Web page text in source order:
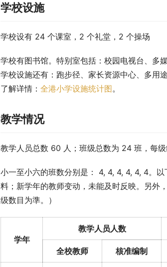
学校设施
学校设有 24 个课室，2 个礼堂，2 个操场
学校有图书馆。特别室包括：校园电视台、多
学校设施还有：跑步径、家长资源中心、多用
了解详情： 全港小学设施统计图。
教学情况
教学人员总数 60 人；班级总数为 24 班，每
小一至小六的班数分别是： 4, 4, 4, 4, 4, 4。
料；新学年的教师变动，未能及时反映。另外
级数目为準。）
学年
教学人员人数
全校教师 核准编制